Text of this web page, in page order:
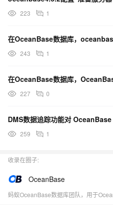
223 1
在OceanBase数据库，
243 1
227 0
DMS数据追踪功能对
259 1
收录在圈子:
OceanBase